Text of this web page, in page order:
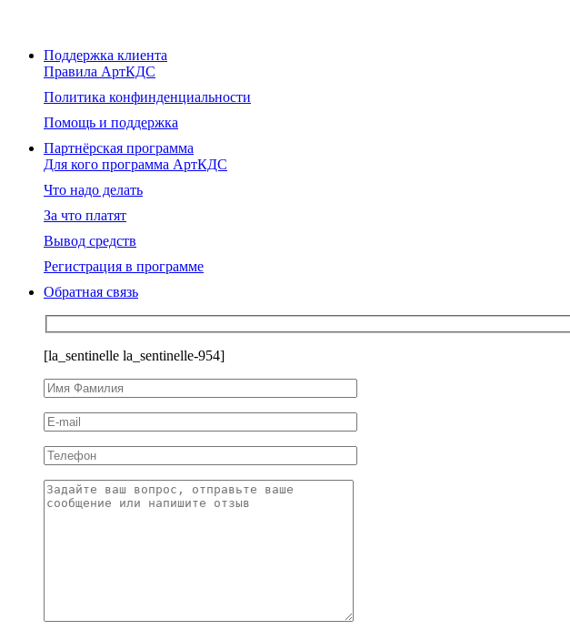
Поддержка клиента
Правила АртКДС
Политика конфинденциальности
Помощь и поддержка
Партнёрская программа
Для кого программа АртКДС
Что надо делать
За что платят
Вывод средств
Регистрация в программе
Обратная связь
[la_sentinelle la_sentinelle-954]